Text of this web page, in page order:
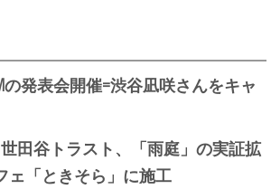
発表会開催=渋谷凪咲さんをキャ
田谷トラスト、「雨庭」の実証拡
ェ「ときそら」に施工